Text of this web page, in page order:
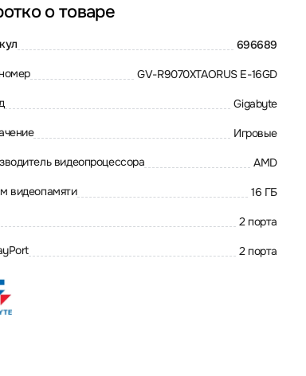
о товаре
696689
GV-R9070XTAORUS E-16GD
Gigabyte
Игровые
видеопроцессора AMD
видеопамяти 16 ГБ
2 порта
2 порта